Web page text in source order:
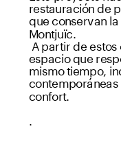
restauración de
que conservan
Montjuïc.
A partir de estos elementos, se ha creado un
espacio que
mismo tiempo,
confort.